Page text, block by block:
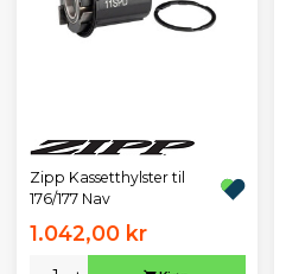
Zipp Kassetthylster til
176/177 Nav
1.042,00 kr